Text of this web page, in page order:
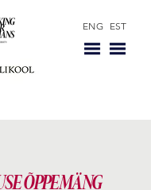
ENG EST
ÕPPEMÄNG